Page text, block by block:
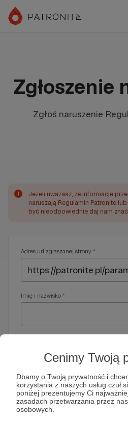
Cenimy Twoją
Dbamy o Twoją prywatność i
korzystania z naszych usług czuł
poniżej prezentujemy Ci
zasadach przetwarzania przez
osobowych.
Zgłoszenie
Zgłoś naruszenie
!
Jeżeli uważasz, że informacje
naruszają Regulamin Patronite
być nieodpowiednie daj nam
Adres url zgłaszanej strony *
Imię i nazwisko *
Telefon *